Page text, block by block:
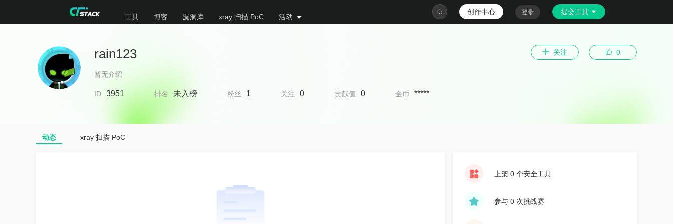
工具 博客 漏洞库 xray 扫描 PoC 活动
创作中心 登录 提交工具
rain123
暂无介绍
ID 3951 排名 未入榜 粉丝 1 关注 0 贡献值 0 金币 *****
关注 0
动态 xray 扫描 PoC
上架 0 个安全工具
参与 0 次挑战赛